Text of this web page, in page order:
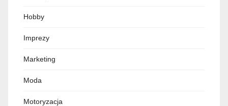
Hobby
Imprezy
Marketing
Moda
Motoryzacja